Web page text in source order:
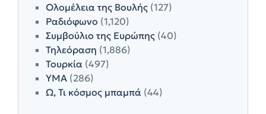
Ολομέλεια της Βουλής (127)
Ραδιόφωνο (1,120)
Συμβούλιο της Ευρώπης (40)
Τηλεόραση (1,886)
Τουρκία (497)
ΥΜΑ (286)
Ω, Τι κόσμος μπαμπά (44)